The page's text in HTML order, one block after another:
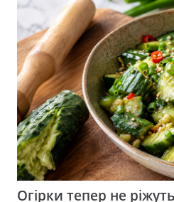
Огірки тепер не